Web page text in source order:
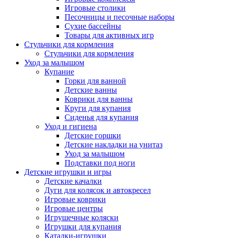
Игровые столики
Песочницы и песочные наборы
Сухие бассейны
Товары для активных игр
Стульчики для кормления
Стульчики для кормления
Уход за малышом
Купание
Горки для ванной
Детские ванны
Коврики для ванны
Круги для купания
Сиденья для купания
Уход и гигиена
Детские горшки
Детские накладки на унитаз
Уход за малышом
Подставки под ноги
Детские игрушки и игры
Детские качалки
Дуги для колясок и автокресел
Игровые коврики
Игровые центры
Игрушечные коляски
Игрушки для купания
Каталки-игрушки